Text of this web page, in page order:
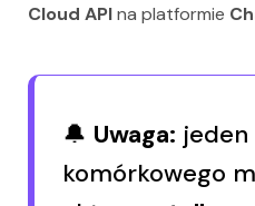
Cloud APIna platformie
🔔 Uwaga:
komórkowego